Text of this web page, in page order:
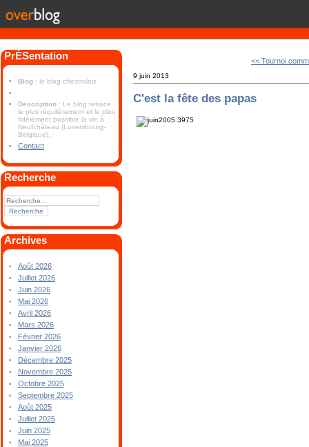
PrÉSentation
Blog : le blog chestrolais
Description : Le blog retrace
le plus régulièrement et le plus
fidèlement possible la vie à
Neufchâteau (Luxembourg-
Belgique).
Contact
Recherche
Archives
Août 2026
Juillet 2026
Juin 2026
Mai 2026
Avril 2026
Mars 2026
Février 2026
Janvier 2026
Décembre 2025
Novembre 2025
Octobre 2025
Septembre 2025
Août 2025
Juillet 2025
Juin 2025
Mai 2025
<< Tournoi
9 juin 2013
C'est la fête des papas